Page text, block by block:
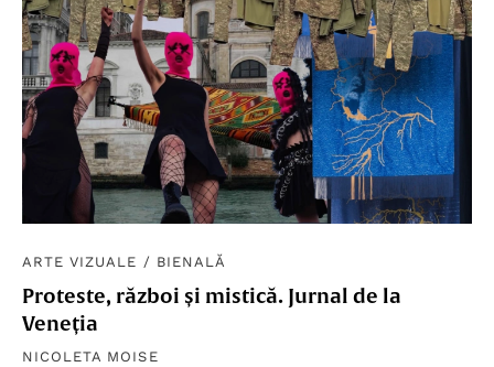
ARTE VIZUALE / BIENALĂ
Proteste, război și mistică. Jurnal de la
Veneția
NICOLETA MOISE